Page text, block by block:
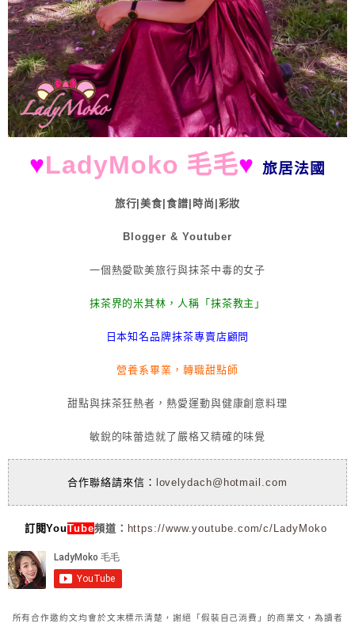
♥LadyMoko 毛毛♥ 旅居法國
旅行|美食|食譜|時尚|彩妝
Blogger & Youtuber
一個熱愛歐美旅行與抹茶中毒的女子
抹茶界的米其林，人稱「抹茶教主」
日本知名品牌抹茶專賣店顧問
營養系畢業，轉職甜點師
甜點與抹茶狂熱者，熱愛運動與健康創意料理
敏銳的味蕾造就了嚴格又精確的味覺
合作聯絡請來信： lovelydach@hotmail.com
訂閱YouTube頻道： https://www.youtube.com/c/LadyMoko
所有合作邀約文均會於文末標示清楚，謝絕「假裝自己消費」的商業文，為讀者